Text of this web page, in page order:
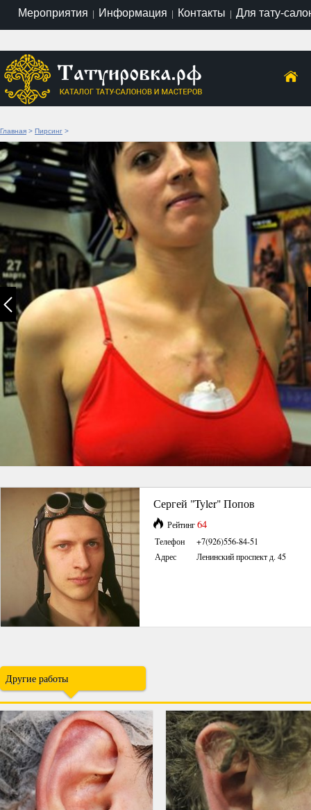
Мероприятия | Информация | Контакты | Для тату-
Главная > Пирсинг >
Сергей "Tyler" Попов
Рейтинг64
Телефон
+7(926)556-84-51
Адрес
Ленинский проспект д. 45
Другие работы